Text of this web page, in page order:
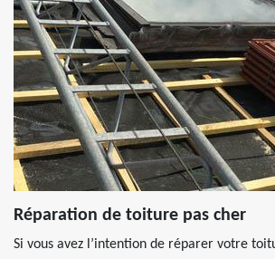
Réparation de toiture pas cher
Si vous avez l’intention de réparer votre